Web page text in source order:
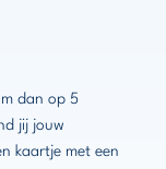
dan op 5
jij jouw
kaartje met een